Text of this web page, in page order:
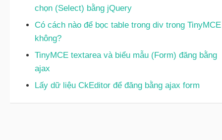
	    <h1>Cách sử dụng Bootstrap
Datepicker trong PHP & MySQL bằng
Ajax</h1>
	    <br><br>
chọn (Select) bằng jQuery
Có cách nào để bọc table trong div trong TinyMCE
không?
TinyMCE textarea và biểu mẫu (Form) đăng bằng
ajax
Lấy dữ liệu CkEditor để đăng bằng ajax form